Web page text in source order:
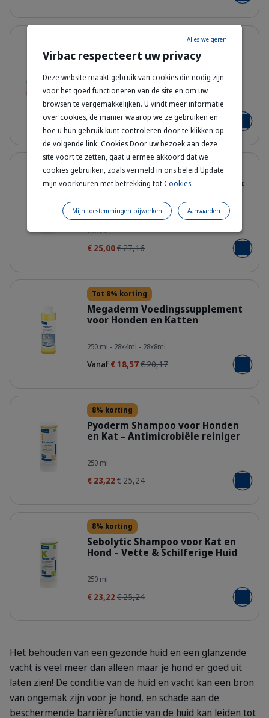
Family-packshot_Allerderm-Spot-
Allerderm Spot-On
Huidherstellende Zalf voor
Katten en Honden
6x4ml - 6x2ml
Vanaf€ 34,94 € 37,98 Voeg
8% korting
Allermyl Shampoo voor Katten &
Huid
250 ml
€ 25,00€ 27,16 Voeg
Tot 8% korting
Megaderm Voedingssupplement
voor Honden en Katten
250 ml - 28x4ml - 28x8ml
Vanaf € 18,57€ 20,17 Voeg
8% korting
Pyoderm Shampoo voor Honden
en Kat – Antimicrobiële reiniger
250 ml
€ 23,22€ 25,24 Voeg
8% korting
Sebolytic Shampoo voor Kat en
Hond – Vette & Schilferige Huid
250 ml
€ 23,22€ 25,24 Voeg
Het behouden van een gezonde huid en een glanzende
vacht is veel meer dan alleen maar je hond er goed uit
laten zien! De conditie van de huid en vacht kan een bron
van ongemak zijn voor je hond, en schade aan de
beschermende barrièrefunctie van de huid kan leiden tot
Virbac respecteert uw privacy
Deze website maakt gebruik van cookies die nodig zijn
voor het goed functioneren van de site en om uw
browsen te vergemakkelijken. U vindt meer informatie
over cookies, de manier waarop we ze gebruiken en
hoe u hun gebruik kunt controleren door te klikken op
de volgende link: Cookies Door uw bezoek aan deze
site voort te zetten, gaat u ermee akkoord dat we
cookies gebruiken, zoals vermeld in ons beleid Update
mijn voorkeuren met betrekking totCookies.
Alles weigeren
Aanvaarden
Mijn toestemmingen bijwerken